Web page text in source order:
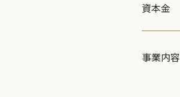
資本金
事業内容